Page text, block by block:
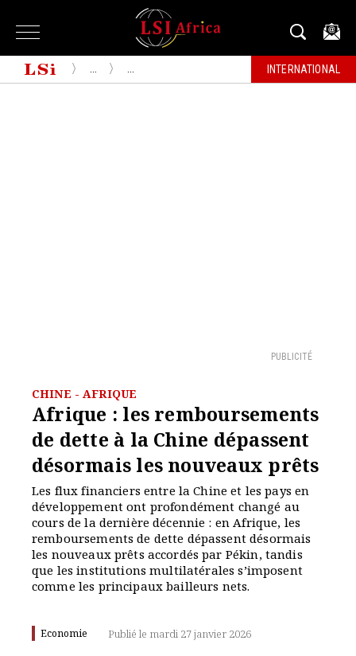
INTERNATIONAL
PUBLICITÉ
CHINE - AFRIQUE
Afrique : les remboursements
de dette à la Chine dépassent
désormais les nouveaux prêts
Les flux financiers entre la Chine et les pays en
développement ont profondément changé au
cours de la dernière décennie : en Afrique, les
remboursements de dette dépassent désormais
les nouveaux prêts accordés par Pékin, tandis
que les institutions multilatérales s’imposent
comme les principaux bailleurs nets.
Economie Publié le mardi 27 janvier 2026